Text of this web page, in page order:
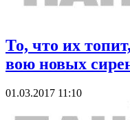
То, что их
вою новых
01.03.2017 11:10